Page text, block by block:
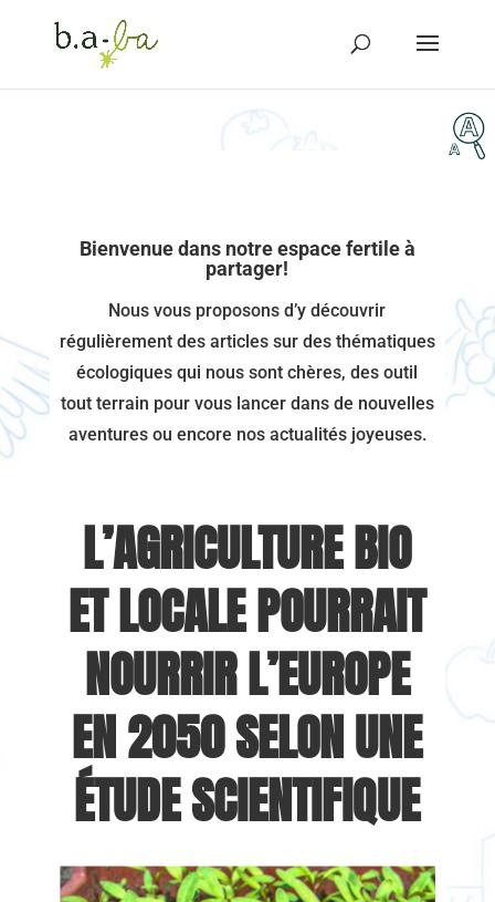
Bienvenue dans notre espace fertile à
partager!
Nous vous proposons d’y découvrir
régulièrement des articles sur des thématiques
écologiques qui nous sont chères, des outil
tout terrain pour vous lancer dans de nouvelles
aventures ou encore nos actualités joyeuses.
L’AGRICULTURE BIO
ET LOCALE POURRAIT
NOURRIR L’EUROPE
EN 2050 SELON UNE
ÉTUDE SCIENTIFIQUE